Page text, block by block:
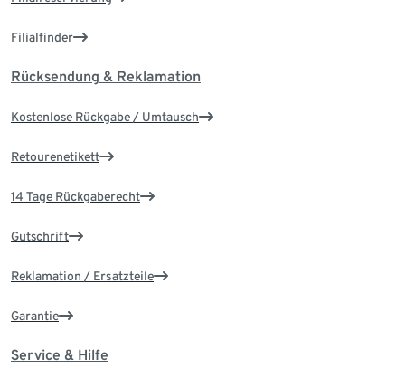
Filialfinder
Rücksendung & Reklamation
Kostenlose Rückgabe / Umtausch
Retourenetikett
14 Tage Rückgaberecht
Gutschrift
Reklamation / Ersatzteile
Garantie
Service & Hilfe